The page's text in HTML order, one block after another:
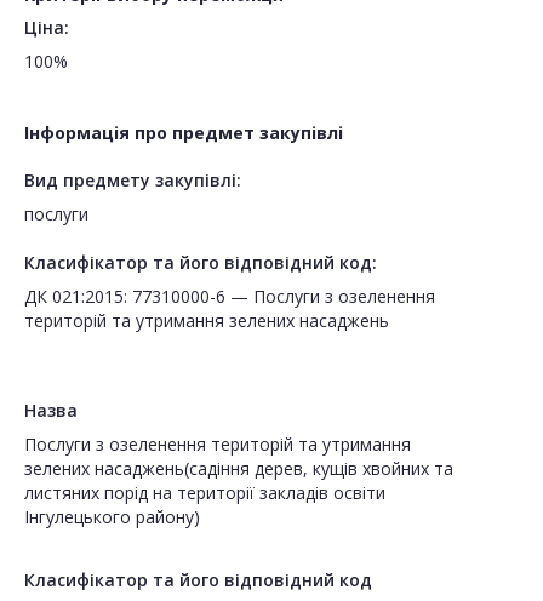
Ціна:
100%
Інформація про предмет закупівлі
Вид предмету закупівлі:
послуги
Класифікатор та його відповідний код:
ДК 021:2015: 77310000-6 — Послуги з озеленення
територій та утримання зелених насаджень
Назва
Послуги з озеленення територій та утримання
зелених насаджень(садіння дерев, кущів хвойних та
листяних порід на території закладів освіти
Інгулецького району)
Класифікатор та його відповідний код